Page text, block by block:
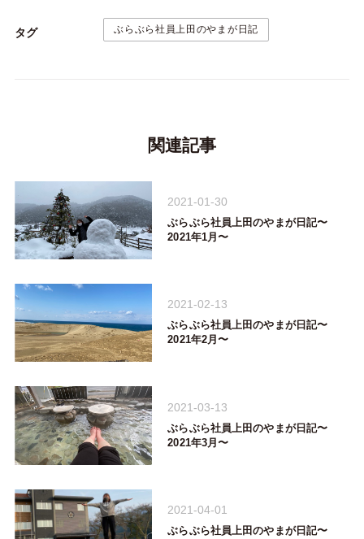
タグ ぶらぶら社員上田のやまが日記
関連記事
2021-01-30
ぶらぶら社員上田のやまが日記〜
2021年1月〜
2021-02-13
ぶらぶら社員上田のやまが日記〜
2021年2月〜
2021-03-13
ぶらぶら社員上田のやまが日記〜
2021年3月〜
2021-04-01
ぶらぶら社員上田のやまが日記〜